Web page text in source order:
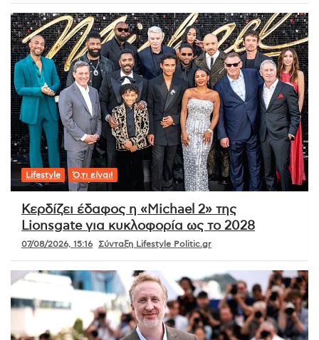
Lifestyle Ό,τι είναι!
Κερδίζει έδαφος η «Michael 2» της
Lionsgate για κυκλοφορία ως το 2028
07/08/2026, 15:16 Σύνταξη Lifestyle Politic.gr